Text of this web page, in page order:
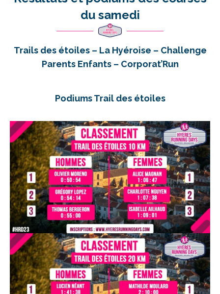
du samedi
Trails des étoiles – La Hyéroise – Challenge
Parents Enfants – Corporat’Run
Podiums Trail des étoiles